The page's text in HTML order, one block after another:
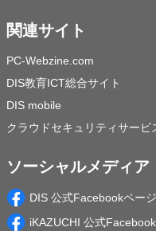
関連サイト
PC-Webzine.com
DIS教育ICT総合サイト
DIS mobile
クラウドセキュリティサー
ソーシャルメディア
DIS 公式Facebookページ
iKAZUCHI 公式